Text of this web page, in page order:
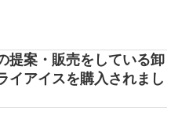
提案・販売をしている卸
イアイスを購入されまし